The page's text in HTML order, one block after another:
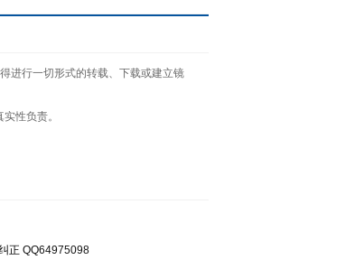
界”！
进行一切形式的转载、下载或建立镜
性负责。
正 QQ64975098